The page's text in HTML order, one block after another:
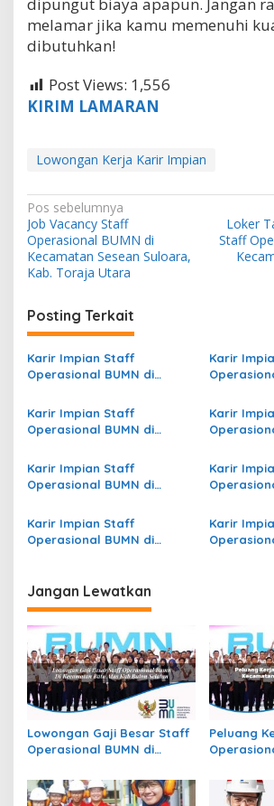
dipungut biaya apapun. Jangan
melamar jika kamu memenuhi
dibutuhkan!
Post Views: 1,556
KIRIM LAMARAN
Lowongan Kerja Karir Impian
N
a
v
i
g
a
s
i
p
o
s
Pos sebelumnya
Job Vacancy Staff
Operasional BUMN di
Kecamatan Sesean Suloara,
Kab. Toraja Utara
Loker
Staff
Posting Terkait
Karir Impian Staff
Operasional BUMN di
Sorong
Karir
Pati
Karir Impian Staff
Operasional BUMN di
Kab. Minahasa Selatan
Karir
Palopo
Karir Impian Staff
Operasional BUMN di
Mappi
Karir
Kab.
Karir Impian Staff
Operasional BUMN di
Karir
Jangan Lewatkan
Lowongan Gaji Besar Staff
Operasional BUMN di
Buton Selatan
Peluang
Kab.